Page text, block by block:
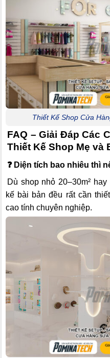
Thiết Kế Shop Cửa
FAQ – Giải Đáp Các
Thiết Kế Shop Mẹ và
❓ Diện tích bao nhiêu thì
Dù shop nhỏ 20–30m²
kế bài bản đều rất cần
cao tính chuyên nghiệp.